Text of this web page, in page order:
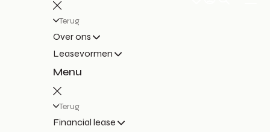
Terug
Over ons
Leasevormen
Menu
Terug
Financial lease